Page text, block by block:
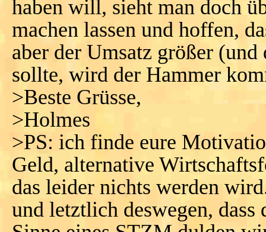
haben will, sieht man doch
machen lassen und hoffen,
aber der Umsatz größer
sollte, wird der Hammer
>Beste Grüsse,
>Holmes
>PS: ich finde eure
Geld, alternative
das leider nichts werden
und letztlich deswegen, dass